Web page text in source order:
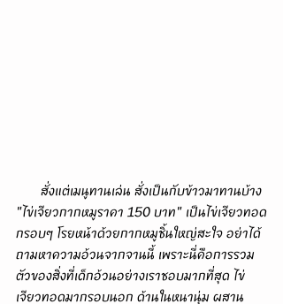
"ไข่เจียวกากหมูราคา 150 บาท" เป็นไข่เจียวทอด
กรอบๆ โรยหน้าด้วยกากหมูชิ้นใหญ่สะใจ อย่าได้
ถามหาความอ้วนจากจานนี้ เพราะนี่คือการรวม
ตัวของสิ่งที่เด็กอ้วนอย่างเราชอบมากที่สุด ไข่
เจียวทอดมากรอบนอก ด้านในหนานุ่ม ผสาน